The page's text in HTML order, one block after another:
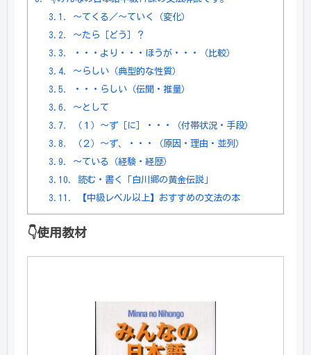
3.1.
～てくる／～ていく（変化）
3.2.
～たら［どう］？
3.3.
・・・より・・・ほうが・・・（比較）
3.4.
～らしい（典型的な性質）
3.5.
・・・らしい（伝聞・推量）
3.6.
～として
3.7.
（１）～ず［に］・・・（付帯状況・手段）
3.8.
（２）～ず、・・・（原因・理由・並列）
3.9.
～ている（経験・経歴）
3.10.
読む・書く「白川郷の黄金伝説」
3.11.
【中級レベル以上】おすすめの文法の本
👇使用教材